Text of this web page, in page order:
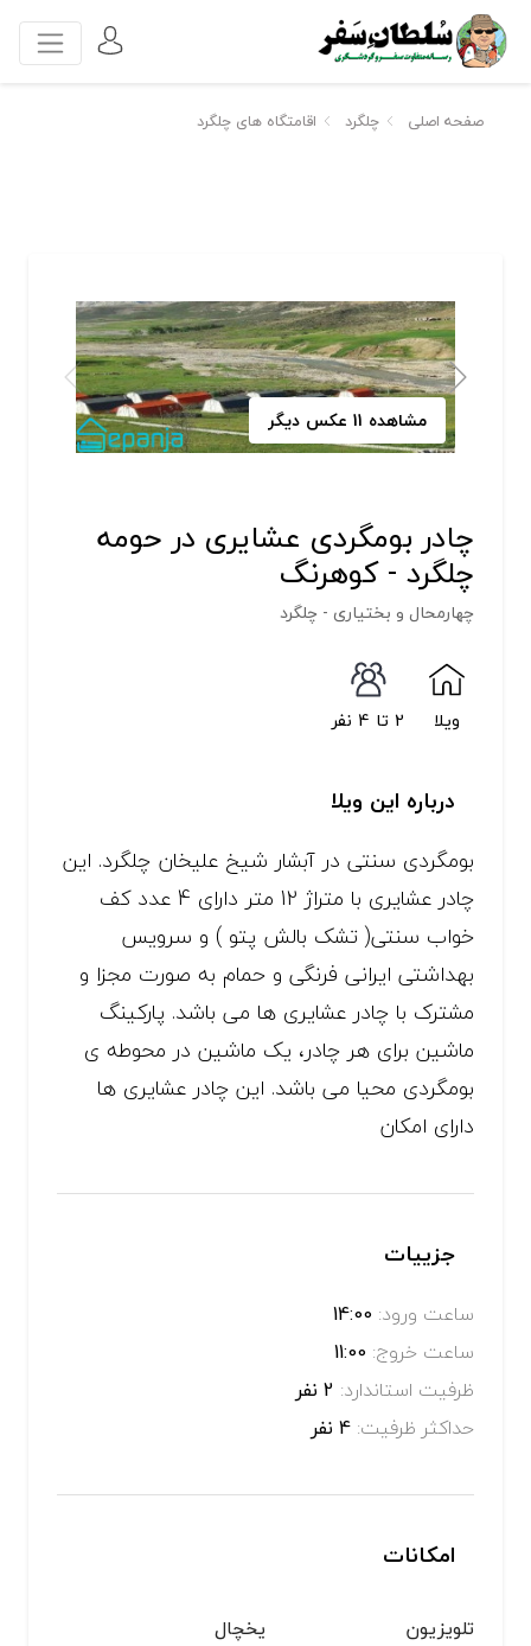
صفحه اصلی چلگرد اقامتگاه های چلگرد
مشاهده 11 عکس دیگر
چادر بومگردی عشایری در حومه
چلگرد - کوهرنگ
چهارمحال و بختیاری - چلگرد
ویلا 2 تا 4 نفر
درباره این ویلا
بومگردی سنتی در آبشار شیخ علیخان چلگرد. این
چادر عشایری با متراژ 12 متر دارای 4 عدد کف
خواب سنتی( تشک بالش پتو ) و سرویس
بهداشتی ایرانی فرنگی و حمام به صورت مجزا و
مشترک با چادر عشایری ها می باشد. پارکینگ
ماشین برای هر چادر، یک ماشین در محوطه ی
بومگردی محیا می باشد. این چادر عشایری ها
دارای امکان
جزییات
ساعت ورود:
ساعت خروج:
ظرفیت استاندارد:
حداکثر ظرفیت:
امکانات
تلویزیون
یخچال